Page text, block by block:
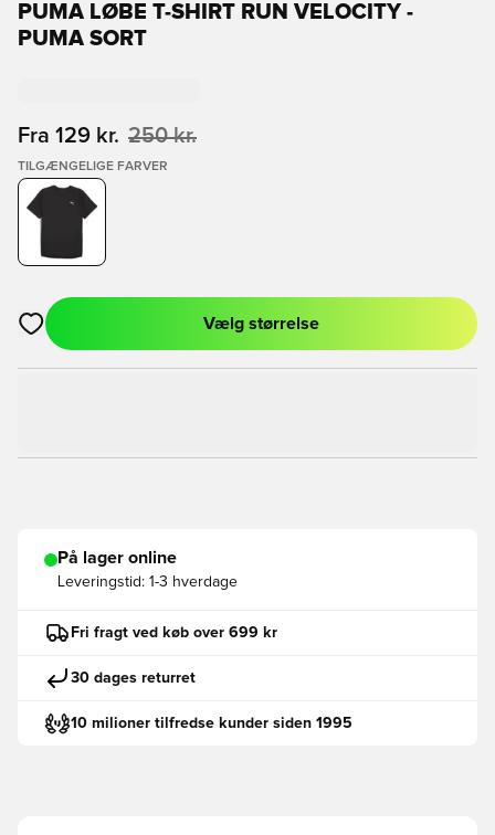
PUMA LØBE T-SHIRT RUN VELOCITY -
PUMA SORT
Fra 129 kr. 250 kr.
TILGÆNGELIGE FARVER
Åbner en Modal til at logge ind eller tilmelde dig som medlem
Vælg størrelse
På lager online
Leveringstid: 1-3 hverdage
Fri fragt ved køb over 699 kr
30 dages returret
10 milioner tilfredse kunder siden 1995